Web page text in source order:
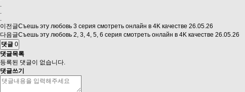
.
.
.
이전글Съешь эту любовь 3 серия смотреть онлайн в 4K качестве 26.05.26
다음글Съешь эту любовь 2, 3, 4, 5, 6 серия смотреть онлайн в 4K качестве 26.05.26
댓글 0
댓글목록
등록된 댓글이 없습니다.
댓글쓰기